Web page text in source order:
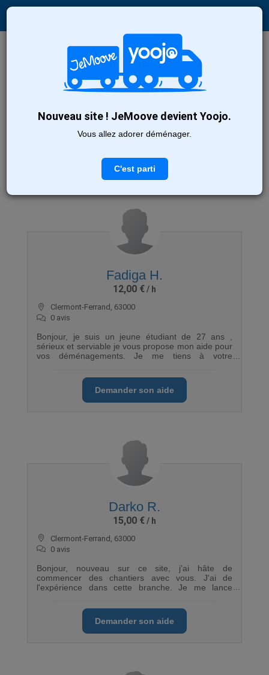
Nouveau site ! JeMoove devient Yoojo.
Vous allez adorer déménager.
C'est parti
Recherche
Découvrez nos53déménageurs
en Auvergne : page 2
Trier par : Profils les plus récents
Fadiga H.
12,00 €
Clermont-Ferrand, 63000
0 avis
Bonjour, je suis un jeune étudiant de 27 ans ,
sérieux et serviable je vous propose mon aide pour
vos déménagements. Je me tiens à votre
Demander son aide
Darko R.
15,00 €
Clermont-Ferrand, 63000
0 avis
Bonjour, nouveau sur ce site, j'ai hâte de
commencer des chantiers avec vous. J'ai de
l'expérience dans cette branche. Je me lance
professionnelle. Merci Cordialement.
Demander son aide